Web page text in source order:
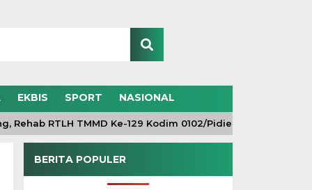
EKBIS SPORT NASIONAL
RTLH TMMD Ke-129 Kodim 0102/Pidie Masuki Tahap
BERITA POPULER